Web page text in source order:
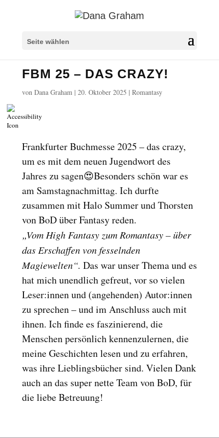
Seite wählen
FBM 25 – DAS CRAZY!
von Dana Graham| 20. Oktober 2025 | Romantasy
Frankfurter Buchmesse 2025 – das crazy,
um es mit dem neuen Jugendwort des
Jahres zu sagen😍Besonders schön war es
am Samstagnachmittag. Ich durfte
zusammen mit Halo Summer und Thorsten
von BoD über Fantasy reden.
„Vom High Fantasy zum Romantasy – über
das Erschaffen von fesselnden
Magiewelten“. Das war unser Thema und es
hat mich unendlich gefreut, vor so vielen
Leser:innen und (angehenden) Autor:innen
zu sprechen – und im Anschluss auch mit
ihnen. Ich finde es faszinierend, die
Menschen persönlich kennenzulernen, die
meine Geschichten lesen und zu erfahren,
was ihre Lieblingsbücher sind. Vielen Dank
auch an das super nette Team von BoD, für
die liebe Betreuung!
Überschriften markieren
settings
zoom_out Herauszoomen
zoom_in Vergrößern
add_circle_outline
spellcheck
brightness_high Heller Kontrast
brightness_low Dunkler Kontrast
format_underlined Links unterstreichen
font_download Links markieren
all
options